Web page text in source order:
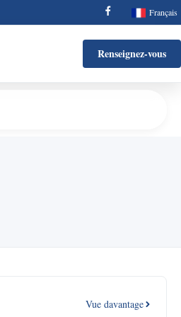
Français
Renseignez-vous
Vue davantage